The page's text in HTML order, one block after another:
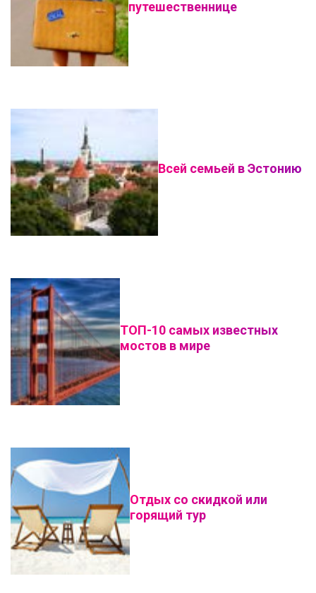
путешественнице
Всей семьей в Эстонию
ТОП-10 самых известных
мостов в мире
Отдых со скидкой или
горящий тур